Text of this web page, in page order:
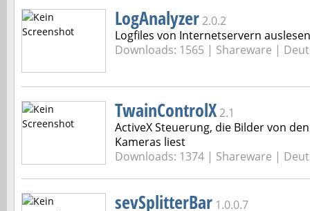
LogAnalyzer 2.0.2
Logfiles von Internetservern auslesen
Downloads: 1565 | Shareware |
TwainControlX 2.1
ActiveX Steuerung, die Bilder von
Kameras liest
Downloads: 1374 | Shareware |
sevSplitterBar 1.0.0.7